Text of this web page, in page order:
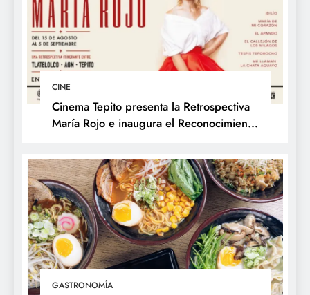
CINE
Cinema Tepito presenta la Retrospectiva
María Rojo e inaugura el Reconocimiento
Fílmica
GASTRONOMÍA